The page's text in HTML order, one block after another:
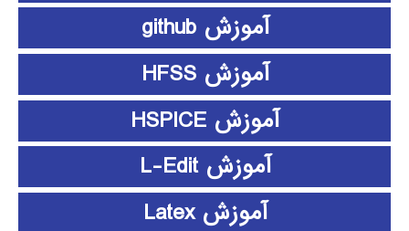
آموزش github
آموزش HFSS
آموزش HSPICE
آموزش L-Edit
آموزش Latex